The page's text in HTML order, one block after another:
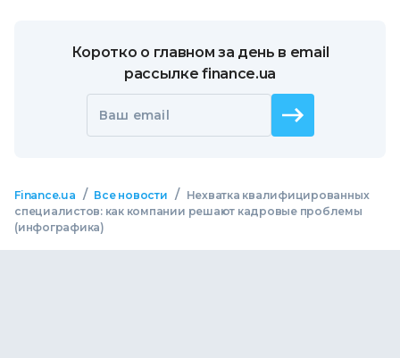
Коротко о главном за день в email
рассылке finance.ua
Ваш email
Finance.ua / Все новости /
Нехватка квалифицированных
специалистов: как компании решают кадровые проблемы
(инфографика)